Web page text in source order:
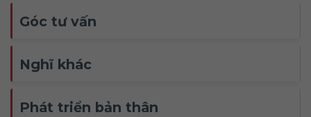
Góc tư vấn
Nghĩ khác
Phát triển bản thân